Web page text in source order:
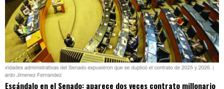
Escándalo en el Senado: aparece dos veces contrato millonario